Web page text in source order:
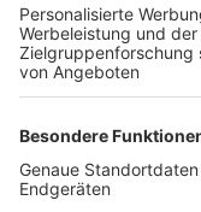
TOP-PARTNER